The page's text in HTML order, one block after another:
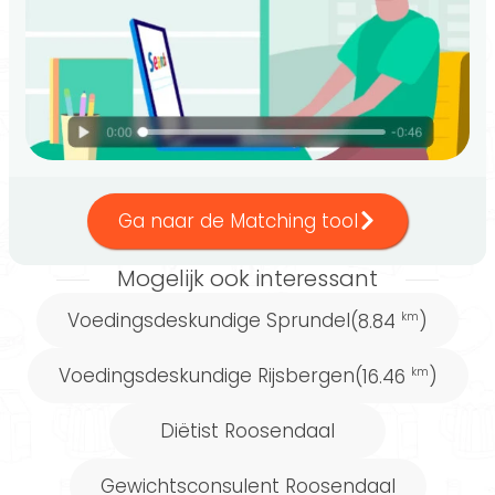
voedingscoach, specialist diabetes type 2,
antroposofische gezondheidszorg, oersterk
coach-opleiding (level 1) en oersterk coach-
opleiding (level 2).
Helaas bestaat er geen beroepsvereniging
voor voedingsdeskundigen. Kijk daarom goed
of de deskundige eenerkende opleiding tot
voedingsdeskundige
Ga naar de Matching tool
Mogelijk ook interessant
Voedingsdeskundige Sprundel(8.84 km )
Voedingsdeskundige Rijsbergen(16.46 km )
Diëtist Roosendaal
Gewichtsconsulent Roosendaal